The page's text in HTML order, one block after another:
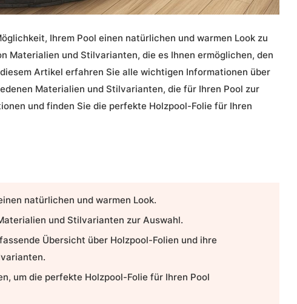
Ihrem Pool einen natürlichen und warmen Look zu
Materialien und Stilvarianten, die es Ihnen ermöglichen, den
Artikel erfahren Sie alle wichtigen Informationen über
Materialien und Stilvarianten, die für Ihren Pool zur
und finden Sie die perfekte Holzpool-Folie für Ihren
natürlichen und warmen Look.
und Stilvarianten zur Auswahl.
Übersicht über Holzpool-Folien und ihre
um die perfekte Holzpool-Folie für Ihren Pool